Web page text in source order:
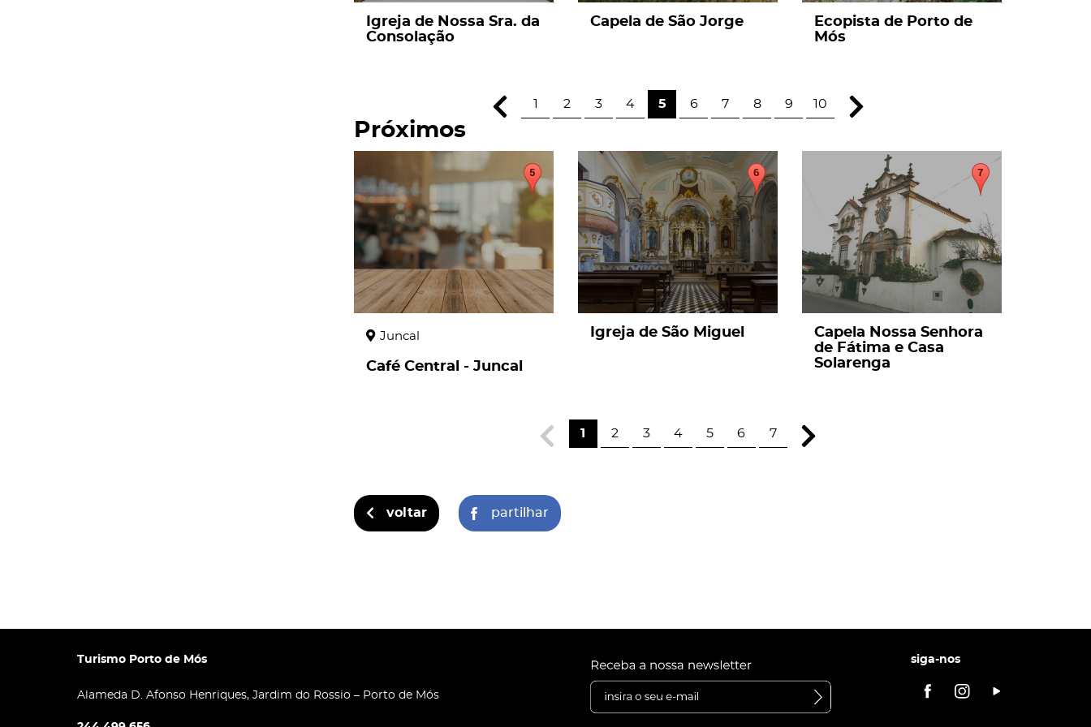
Igreja de Nossa Sra. da
Consolação
Capela de São Jorge
Ecopista de Porto de
Mós
1 2 3 4 5 6 7 8 9 10
Próximos
Juncal
Café Central - Juncal
page
Igreja de São Miguel
Capela Nossa Senhora
de Fátima e Casa
Solarenga
1 2 3 4 5 6 7
voltar partilhar
Turismo Porto de Mós
Alameda D. Afonso Henriques, Jardim do Rossio – Porto de Mós
siga-nos